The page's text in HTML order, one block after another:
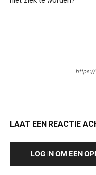
https://
LAAT EEN REACTIE
LOG IN OM EEN